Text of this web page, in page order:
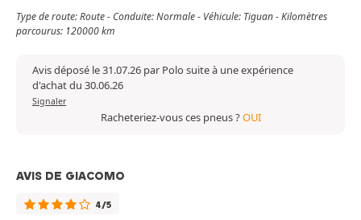
Type de route: Route - Conduite: Normale - Véhicule: Tiguan - Kilomètres
parcourus: 120000 km
Avis déposé le 31.07.26 par Polo suite à une expérience
d'achat du 30.06.26
Signaler
Racheteriez-vous ces pneus ?OUI
AVIS DE GIACOMO
4/5